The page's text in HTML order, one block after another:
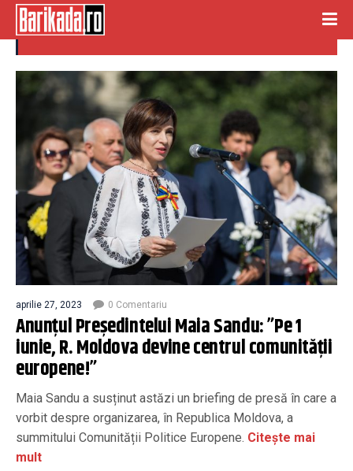
comunitatea politica europeana
aprilie 27, 2023 0 Comentariu
Anunțul Președintelui Maia Sandu: ”Pe 1
iunie, R. Moldova devine centrul comunității
europene!”
Maia Sandu a susținut astăzi un briefing de presă în care a
vorbit despre organizarea, în Republica Moldova, a
summitului Comunității Politice Europene. Citește mai
mult